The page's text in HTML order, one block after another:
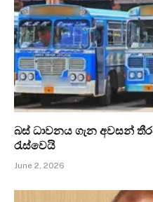
බස් ධාවනය ගැන අවසන්
රැස්වෙයි
June 2, 2026